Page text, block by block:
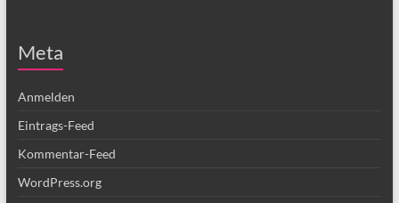
Meta
Anmelden
Eintrags-Feed
Kommentar-Feed
WordPress.org